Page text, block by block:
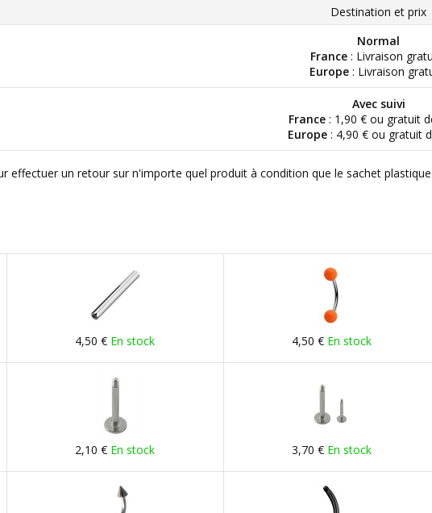
Destination et prix
Normal
France : Livraison
Europe: Livraison
Avec suivi
France : 1,90 € ou gratuit
Europe: 4,90 € ou gratuit
effectuer un retour sur n'importe quel produit à condition que le sachet
4,50 € En stock 4,50 € En stock
2,10 € En stock 3,70 € En stock